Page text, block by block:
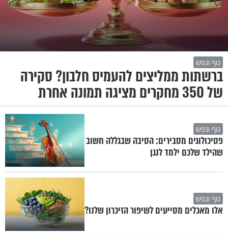
גוף ונפש
ברשתות ממליצים להעמיס חלבון? סקירה
של 350 מחקרים מציגה תמונה אחרת
גוף ונפש
פסיכולוגים מסבירים: הסיבה שבגללה חשוב
שהילד שלכם ילמד לנגן
גוף ונפש
אלו מאכלים מסייעים לשיפור הזיכרון שלנו?